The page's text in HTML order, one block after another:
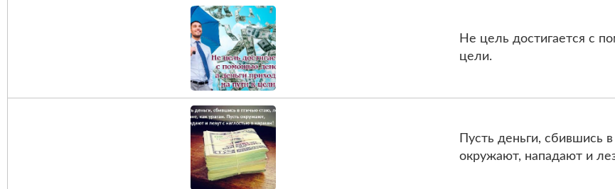
Не цель достигается с
цели.
Пусть деньги, сбившись
окружают, нападают и